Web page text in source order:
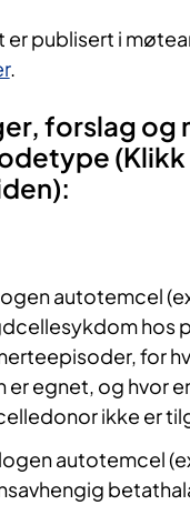
publisert i
.
forslag og
autotemcel
hos
for
egnet, og hvor
ikke er
autotemcel